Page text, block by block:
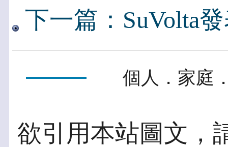
下一篇：SuVolta
個人．家庭
欲引用本站圖文，